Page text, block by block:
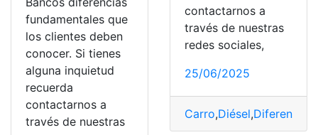
fundamentales que
los clientes deben
conocer. Si tienes
alguna inquietud
recuerda
contactarnos a
través de nuestras
contactarnos a
través de nuestras
redes sociales,
25/06/2025
Carro,Diésel,Diferencias